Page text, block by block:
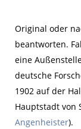
Original oder
beantworten.
eine
deutsche
1902 auf der
Hauptstadt von
Angenheister).